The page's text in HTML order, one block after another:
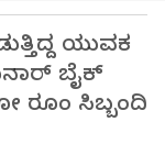
ಯುವಕ
ಬೈಕ್
ರೂಂ ಸಿಬ್ಬಂದಿ